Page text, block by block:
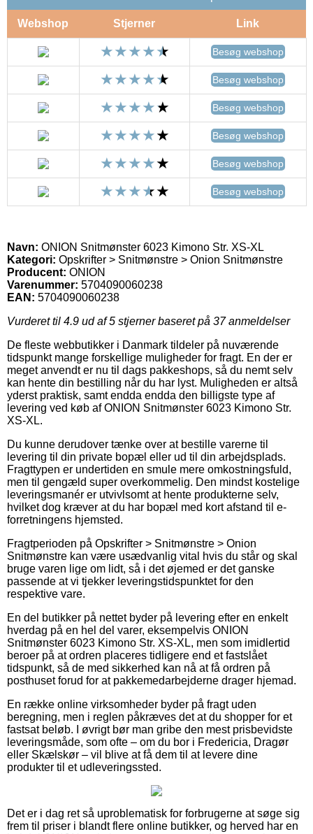
Webshop Stjerner Link
Besøg webshop
Besøg webshop
Besøg webshop
Besøg webshop
Besøg webshop
Besøg webshop
Navn: ONION Snitmønster 6023 Kimono Str. XS-XL
Kategori: Opskrifter > Snitmønstre > Onion Snitmønstre
Producent: ONION
Varenummer: 5704090060238
EAN: 5704090060238
Vurderet til 4.9 ud af 5 stjerner baseret på 37anmeldelser
De fleste webbutikker i Danmark tildeler på nuværende
tidspunkt mange forskellige muligheder for fragt. En der er
meget anvendt er nu til dags pakkeshops, så du nemt selv
kan hente din bestilling når du har lyst. Muligheden er altså
yderst praktisk, samt endda endda den billigste type af
levering ved køb af ONION Snitmønster 6023 Kimono Str.
XS-XL.
Du kunne derudover tænke over at bestille varerne til
levering til din private bopæl eller ud til din arbejdsplads.
Fragttypen er undertiden en smule mere omkostningsfuld,
men til gengæld super overkommelig. Den mindst kostelige
leveringsmanér er utvivlsomt at hente produkterne selv,
hvilket dog kræver at du har bopæl med kort afstand til e-
forretningens hjemsted.
Fragtperioden på Opskrifter > Snitmønstre > Onion
Snitmønstre kan være usædvanlig vital hvis du står og skal
bruge varen lige om lidt, så i det øjemed er det ganske
passende at vi tjekker leveringstidspunktet for den
respektive vare.
En del butikker på nettet byder på levering efter en enkelt
hverdag på en hel del varer, eksempelvis ONION
Snitmønster 6023 Kimono Str. XS-XL, men som imidlertid
beroer på at ordren placeres tidligere end et fastslået
tidspunkt, så de med sikkerhed kan nå at få ordren på
posthuset forud for at pakkemedarbejderne drager hjemad.
En række online virksomheder byder på fragt uden
beregning, men i reglen påkræves det at du shopper for et
fastsat beløb. I øvrigt bør man gribe den mest prisbevidste
leveringsmåde, som ofte – om du bor i Fredericia, Dragør
eller Skælskør – vil blive at få dem til at levere dine
produkter til et udleveringssted.
Det er i dag ret så uproblematisk for forbrugerne at søge sig
frem til priser i blandt flere online butikker, og herved har en